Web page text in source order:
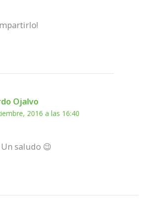
Ojalvo
2016 a las 16:40
Un saludo 😉